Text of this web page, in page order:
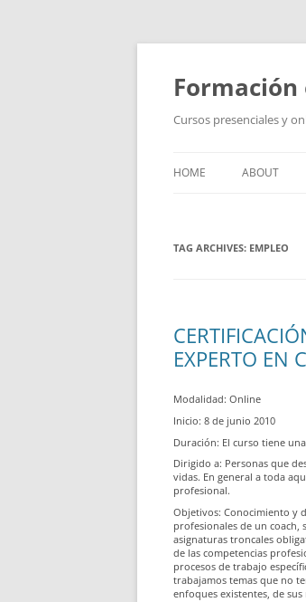
Skip
Formación
Cursos presenciales y
HOME ABOUT
TAG ARCHIVES: EMPLEO
EXPERTO EN
Modalidad: Online
Inicio: 8 de junio 2010
Duración: El curso tiene
Dirigido a: Personas que
vidas. En general a toda
profesional.
Objetivos: Conocimiento y
profesionales de un coach,
asignaturas troncales
de las competencias
procesos de trabajo
trabajamos temas que no
enfoques existentes, de